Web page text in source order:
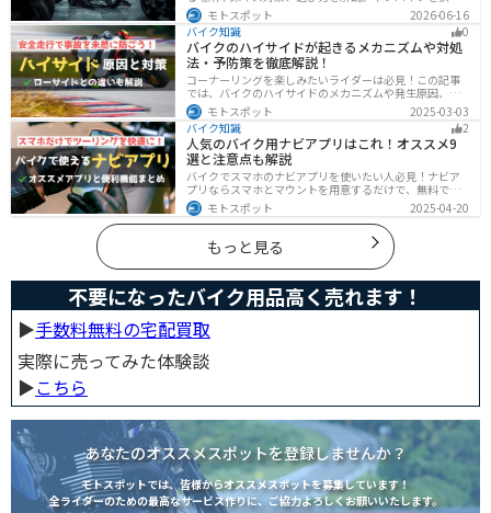
ガレージで楽に移動したい方へ、ワールドウォークやFov
nyなどおすすめ商品2選の特徴も紹介します。駐車時の切
り返しや転倒の不安を減らしたいライダー必見です。導
入前の注意点もわかります。安全面まで確認。
モトスポット
2026-06-16
バイク知識
0
バイクのハイサイドが起きるメカニズムや対処
法・予防策を徹底解説！
コーナーリングを楽しみたいライダーは必見！この記事
では、バイクのハイサイドのメカニズムや発生原因、対
処法、予防策を解説しています。実は、バイクのハイサ
イドは危険な現象ですが、正しい知識と対策で防ぐこと
が可能です。この記事を読めば、ハイサイドのリスクを
減らせます。
モトスポット
2025-03-03
バイク知識
2
人気のバイク用ナビアプリはこれ！オススメ9
選と注意点も解説
バイクでスマホのナビアプリを使いたい人必見！ナビア
プリならスマホとマウントを用意するだけで、無料です
ぐにナビが利用できます。インカムがあれば音声案内も
聞けるので運転に集中したまま簡単にルートの把握がで
きます。慣れない土地やツーリングなどで活躍すること
間違いなしのオススメナビアプリを紹介します。
モトスポット 2025-04-20
もっと見る
不要になったバイク用品高く売れます！
▶︎手数料無料の宅配買取
実際に売ってみた体験談
▶︎こちら
あなたのオススメスポットを登録しませんか？
モトスポットでは、皆様からオススメスポットを募集しています！
全ライダーのための最高なサービス作りに、ご協力よろしくお願いいたします。